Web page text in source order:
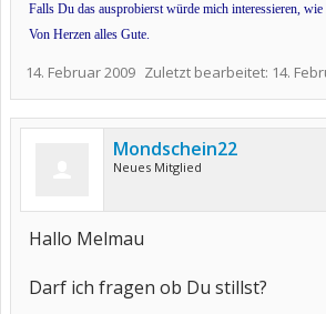
Falls Du das ausprobierst würde mich interessieren,
Von Herzen alles Gute.
14. Februar 2009 Zuletzt bearbeitet: 14.
Mondschein22
Neues Mitglied
Hallo Melmau
Darf ich fragen ob Du stillst?